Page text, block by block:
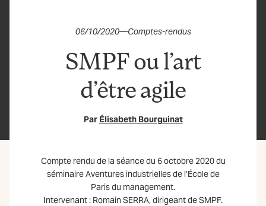
06/10/2020—Comptes-rendus
SMPF ou l’art
d’être agile
Par Élisabeth Bourguinat
Compte rendu de la séance du 6 octobre 2020 du
séminaire Aventures industrielles de l’École de
Paris du management.
Intervenant : Romain SERRA, dirigeant de SMPF.